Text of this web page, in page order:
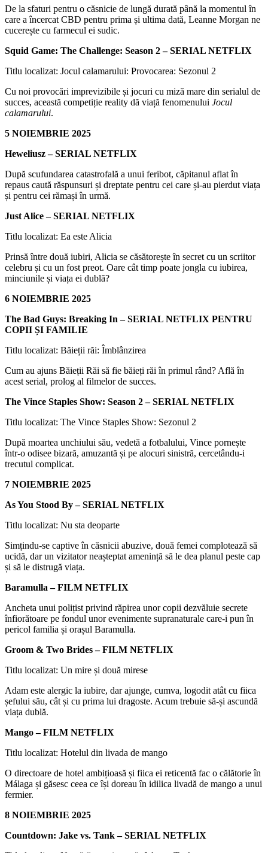
De la sfaturi pentru o căsnicie de lungă durată până la momentul în
care a încercat CBD pentru prima și ultima dată, Leanne Morgan ne
cucerește cu farmecul ei sudic.
Squid Game: The Challenge: Season 2 – SERIAL NETFLIX
Titlu localizat: Jocul calamarului: Provocarea: Sezonul 2
Cu noi provocări imprevizibile și jocuri cu miză mare din serialul de
succes, această competiție reality dă viață fenomenului Jocul
calamarului.
5 NOIEMBRIE 2025
Heweliusz – SERIAL NETFLIX
După scufundarea catastrofală a unui feribot, căpitanul aflat în
repaus caută răspunsuri și dreptate pentru cei care și-au pierdut viața
și pentru cei rămași în urmă.
Just Alice – SERIAL NETFLIX
Titlu localizat: Ea este Alicia
Prinsă între două iubiri, Alicia se căsătorește în secret cu un scriitor
celebru și cu un fost preot. Oare cât timp poate jongla cu iubirea,
minciunile și viața ei dublă?
6 NOIEMBRIE 2025
The Bad Guys: Breaking In – SERIAL NETFLIX PENTRU
COPII ȘI FAMILIE
Titlu localizat: Băieții răi: Îmblânzirea
Cum au ajuns Băieții Răi să fie băieți răi în primul rând? Află în
acest serial, prolog al filmelor de succes.
The Vince Staples Show: Season 2 – SERIAL NETFLIX
Titlu localizat: The Vince Staples Show: Sezonul 2
După moartea unchiului său, vedetă a fotbalului, Vince pornește
într-o odisee bizară, amuzantă și pe alocuri sinistră, cercetându-i
trecutul complicat.
7 NOIEMBRIE 2025
As You Stood By – SERIAL NETFLIX
Titlu localizat: Nu sta deoparte
Simțindu-se captive în căsnicii abuzive, două femei complotează să
ucidă, dar un vizitator neașteptat amenință să le dea planul peste cap
și să le distrugă viața.
Baramulla – FILM NETFLIX
Ancheta unui polițist privind răpirea unor copii dezvăluie secrete
înfiorătoare pe fondul unor evenimente supranaturale care-i pun în
pericol familia și orașul Baramulla.
Groom & Two Brides – FILM NETFLIX
Titlu localizat: Un mire și două mirese
Adam este alergic la iubire, dar ajunge, cumva, logodit atât cu fiica
șefului său, cât și cu prima lui dragoste. Acum trebuie să-și ascundă
viața dublă.
Mango – FILM NETFLIX
Titlu localizat: Hotelul din livada de mango
O directoare de hotel ambițioasă și fiica ei reticentă fac o călătorie în
Málaga și găsesc ceea ce își doreau în idilica livadă de mango a unui
fermier.
8 NOIEMBRIE 2025
Countdown: Jake vs. Tank – SERIAL NETFLIX